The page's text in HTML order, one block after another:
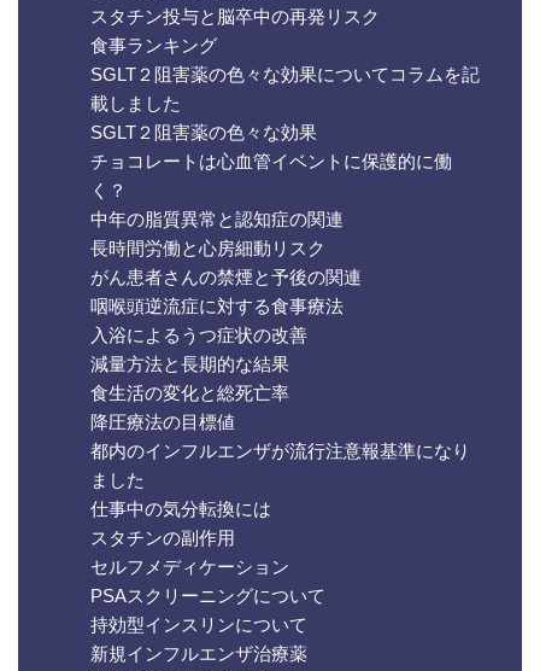
スタチン投与と脳卒中の再発リスク
食事ランキング
SGLT２阻害薬の色々な効果についてコラムを記
載しました
SGLT２阻害薬の色々な効果
チョコレートは心血管イベントに保護的に働
く？
中年の脂質異常と認知症の関連
長時間労働と心房細動リスク
がん患者さんの禁煙と予後の関連
咽喉頭逆流症に対する食事療法
入浴によるうつ症状の改善
減量方法と長期的な結果
食生活の変化と総死亡率
降圧療法の目標値
都内のインフルエンザが流行注意報基準になり
ました
仕事中の気分転換には
スタチンの副作用
セルフメディケーション
PSAスクリーニングについて
持効型インスリンについて
新規インフルエンザ治療薬